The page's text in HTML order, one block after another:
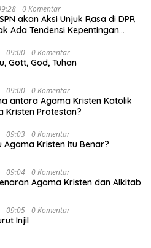
0 Komentar
akan Aksi Unjuk Rasa di DPR
Ada Tendensi Kepentingan
09:00 0 Komentar
Gott, God, Tuhan
09:00 0 Komentar
antara Agama Kristen Katolik
Kristen Protestan?
09:03 0 Komentar
Kristen itu Benar?
09:04 0 Komentar
Agama Kristen dan Alkitab
09:05 0 Komentar
Injil